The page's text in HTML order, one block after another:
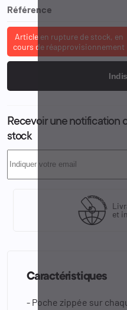
Référence
Article en rupture de stock, en
cours de réapprovisionnement
Recevoir une notification
stock
et
Caractéristiques
- Poche zippée sur